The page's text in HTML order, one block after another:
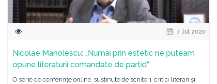
7 Jul 2020
Nicolae Manolescu: „Numai prin estetic ne puteam
opune literaturii comandate de partid“
O serie de conferințe online, susținute de scriitori, critici literari și